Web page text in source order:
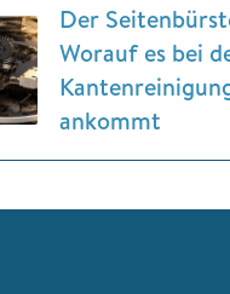
Der
Worauf es bei
ankommt